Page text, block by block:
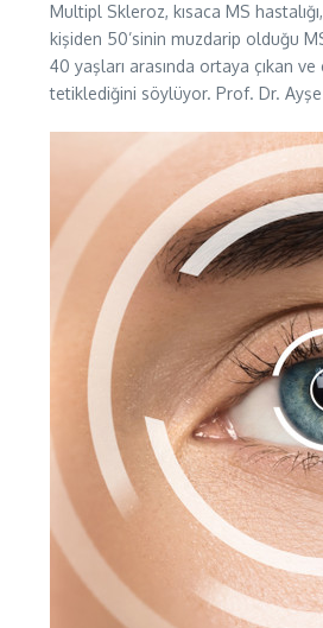
Multipl Skleroz, kısaca MS
kişiden 50’sinin muzdarip olduğu
40 yaşları arasında ortaya çıkan
tetiklediğini söylüyor. Prof. Dr.